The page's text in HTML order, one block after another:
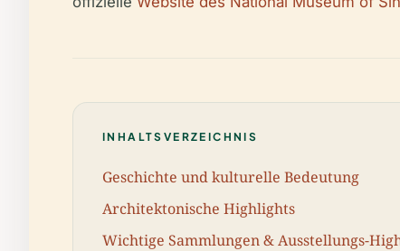
INHALTSVERZEICHNIS
Geschichte und kulturelle Bedeutung
Architektonische Highlights
Wichtige Sammlungen & Ausstellungs-